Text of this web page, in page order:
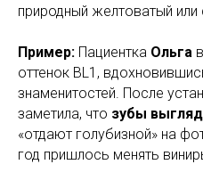
природный желтоватый или
Пример: Пациентка Ольга
оттенок BL1,
знаменитостей. После
заметила, что зубы
«отдают голубизной» на
год пришлось менять